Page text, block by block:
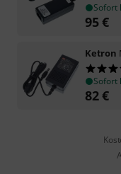
Sofort
95€
Ketron
Sofort
82€